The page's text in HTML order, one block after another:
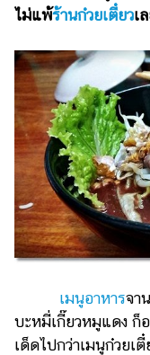
รูปภาพ
ดู
หนัง
Music
Station
ละคร
บันเทิง
เกาหลี
ไลฟ์
ดูด
วง
ไม่แพ้ร้านก๋วยเตี๋ยวเ
เมนูอาหารจา
บะหมี่เกี๊ยวหมูแดง ก็
เด็ดไปกว่าเมนูก๋วยเ